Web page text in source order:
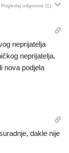
Pogledaj odgovore (1)
neprijatelja
neprijatelja,
nova podjela
dakle nije